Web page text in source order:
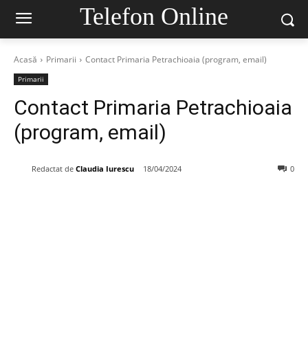
Telefon Online
Acasă Primarii Contact Primaria Petrachioaia (program, email)
Primarii
Contact Primaria Petrachioaia
(program, email)
Redactat de Claudia Iurescu 18/04/2024 0